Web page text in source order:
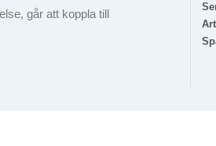
går att koppla till